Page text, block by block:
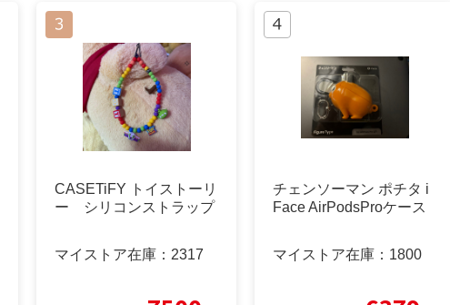
CASETiFY トイストーリ
ー シリコンストラップ
マイストア在庫： 2317
チェンソーマン ポチタ i
Face AirPodsProケース
マイストア在庫： 1800